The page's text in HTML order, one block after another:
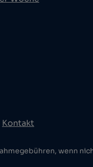
Kontakt
wenn